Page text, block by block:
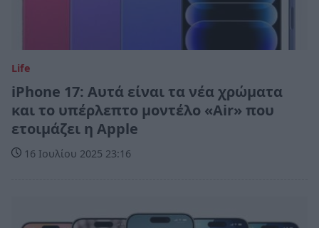
Life
iPhone 17: Αυτά είναι τα νέα χρώματα
και το υπέρλεπτο μοντέλο «Air» που
ετοιμάζει η Apple
16 Ιουλίου 2025 23:16